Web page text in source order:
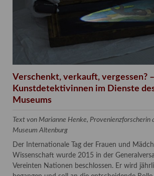
Verschenkt, verkauft, vergessen? –
Kunstdetektivinnen im Dienste
Museums
Text von Marianne Henke, Provenienzforscherin
Museum Altenburg
Der Internationale Tag der Frauen und
Wissenschaft wurde 2015 in der
Vereinten Nationen beschlossen. Er wird